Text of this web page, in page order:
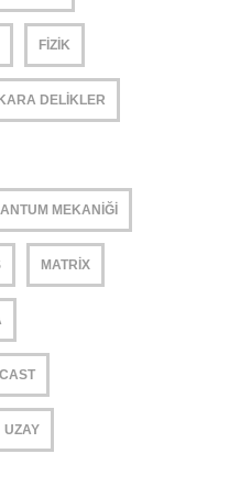
FIZIK
KARA DELIKLER
MEKANIĞI
MATRIX
UZAY